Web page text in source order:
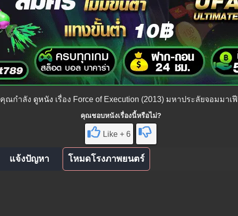
คุณกำลัง ดูหนัง เรื่อง Force of Execution (2013) มหาประลัยจอมมาเ
คุณชอบหนังเรื่องนี้หรือไม่?
Like + 6
แจ้งปัญหา โหมดโรงภาพยนตร์